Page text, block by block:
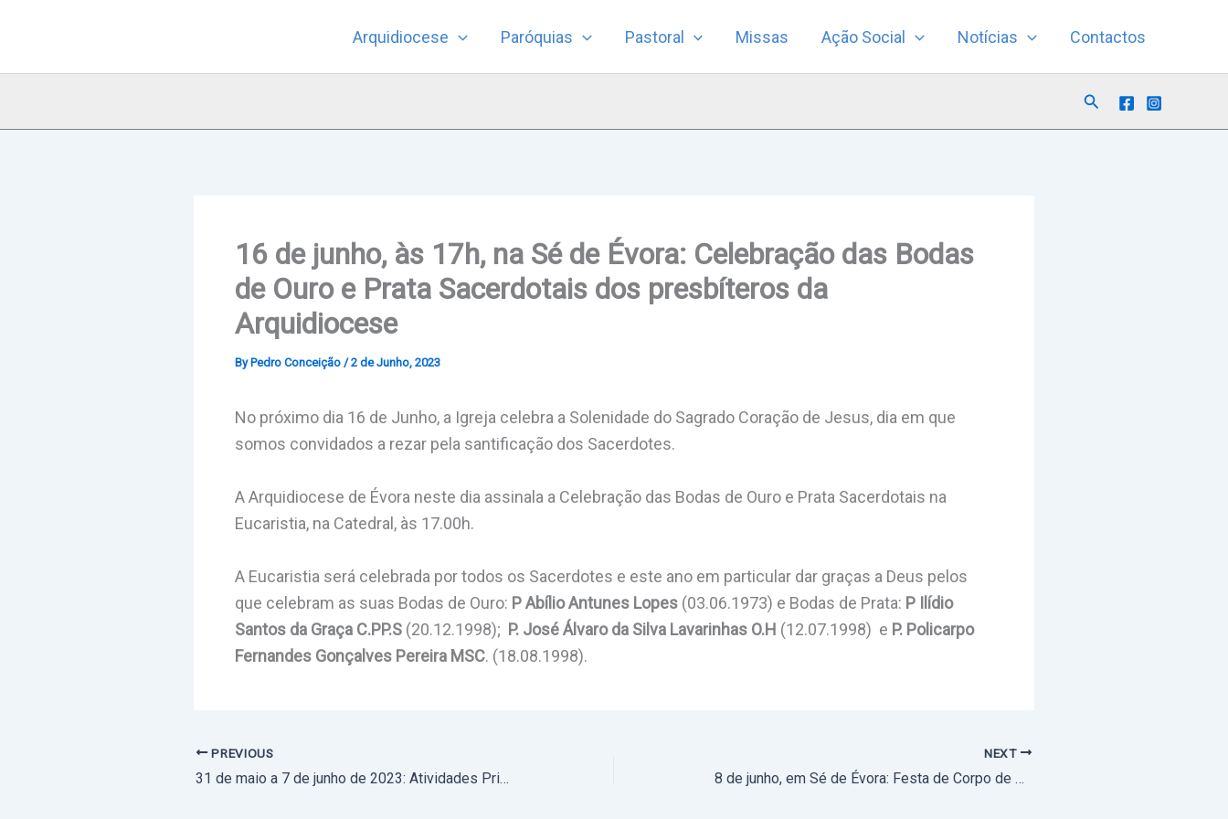
Arquidiocese Paróquias Pastoral Missas Ação Social Notícias Contactos
Search
16 de junho, às 17h, na Sé de Évora: Celebração das Bodas
de Ouro e Prata Sacerdotais dos presbíteros da
Arquidiocese
By Pedro Conceição /2 de Junho, 2023
No próximo dia 16 de Junho, a Igreja celebra a Solenidade do Sagrado Coração de Jesus, dia em que
somos convidados a rezar pela santificação dos Sacerdotes.
A Arquidiocese de Évora neste dia assinala a Celebração das Bodas de Ouro e Prata Sacerdotais na
Eucaristia, na Catedral, às 17.00h.
A Eucaristia será celebrada por todos os Sacerdotes e este ano em particular dar graças a Deus pelos
que celebram as suas Bodas de Ouro: P Abílio Antunes Lopes (03.06.1973) e Bodas de Prata: P Ilídio
Santos da Graça C.PP.S (20.12.1998); P. José Álvaro da Silva Lavarinhas O.H (12.07.1998) e P. Policarpo
Fernandes Gonçalves Pereira MSC. (18.08.1998).
PREVIOUS
31 de maio a 7 de junho de 2023: Atividades Principais do Arcebispo de Évora
NEXT
8 de junho, em Sé de Évora: Festa de Corpo de Deus com solene procissão